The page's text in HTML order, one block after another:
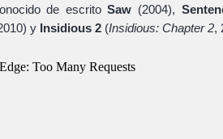
de escritoSaw (2004),
y Insidious 2(Insidious: Chapter 2,